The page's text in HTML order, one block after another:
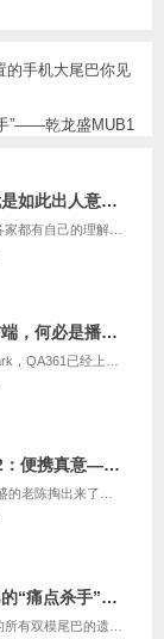
的手机大尾巴你见
”——乾龙盛MUB1
【转载】便携本该就是如此出人意料——乾龙盛MUB1评测
【转载】你的便携前端，何必是播放器？——DC评乾龙盛MUB1
【转载】乐话漫谈62：便携真意——评乾龙盛MUB1
【转载】双模大尾巴的“痛点杀手”——乾龙盛MUB1